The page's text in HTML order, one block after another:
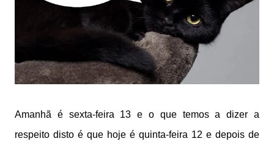
Amanhã é sexta-feira 13 e o que temos a dizer a
respeito disto é que hoje é quinta-feira 12 e depois de